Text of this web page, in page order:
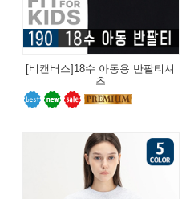
[비캔버스]18수 아동용 반팔티셔
츠